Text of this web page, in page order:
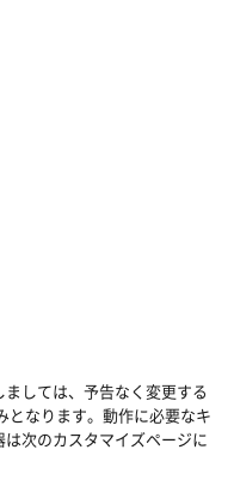
しては、予告なく変更する
なります。動作に必要なキ
次のカスタマイズページに